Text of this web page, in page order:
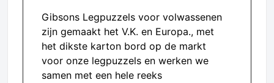
Gibsons Legpuzzels voor volwassenen
zijn gemaakt het V.K. en Europa., met
het dikste karton bord op de markt
voor onze legpuzzels en werken we
samen met een hele reeks